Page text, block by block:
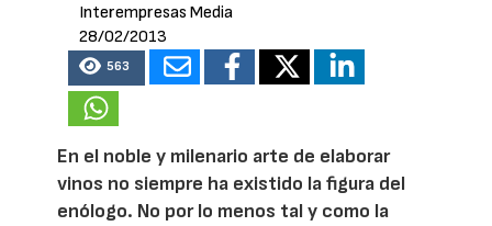
Interempresas Media
28/02/2013
563
En el noble y milenario arte de elaborar
vinos no siempre ha existido la figura del
enólogo. No por lo menos tal y como la